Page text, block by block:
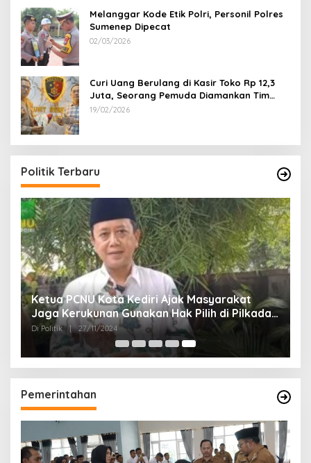
Melanggar Kode Etik Polri, Personil Polres
Sumenep Dipecat
02/03/2026
Curi Uang Berulang di Kasir Toko Rp 12,3
Juta, Seorang Pemuda Diamankan Tim
Reskrim Polsek Lenteng Sumenep
19/02/2026
Politik Terbaru
Ketua PCNU Kota Kediri Ajak Masyarakat
Jaga Kerukunan Gunakan Hak Pilih di Pilkada
2024
Di Politik | 27/11/2024
Pemerintahan